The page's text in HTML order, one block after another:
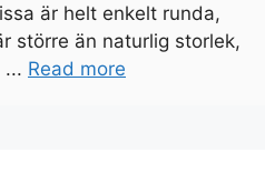
är helt enkelt runda,
större än naturlig storlek,
... Read more